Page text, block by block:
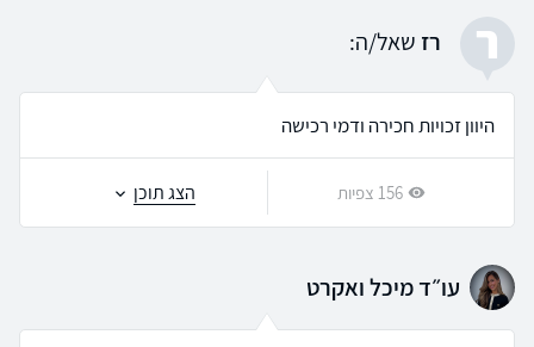
ר רז שאל/ה:
היוון זכויות חכירה ודמי רכישה
156 צפיות הצג תוכן
עו״ד מיכל ואקרט